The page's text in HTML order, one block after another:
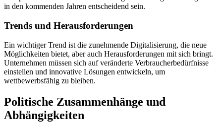
in den kommenden Jahren entscheidend sein.
Trends und Herausforderungen
Ein wichtiger Trend ist die zunehmende Digitalisierung, die neue
Möglichkeiten bietet, aber auch Herausforderungen mit sich bringt.
Unternehmen müssen sich auf veränderte Verbraucherbedürfnisse
einstellen und innovative Lösungen entwickeln, um
wettbewerbsfähig zu bleiben.
Politische Zusammenhänge und
Abhängigkeiten